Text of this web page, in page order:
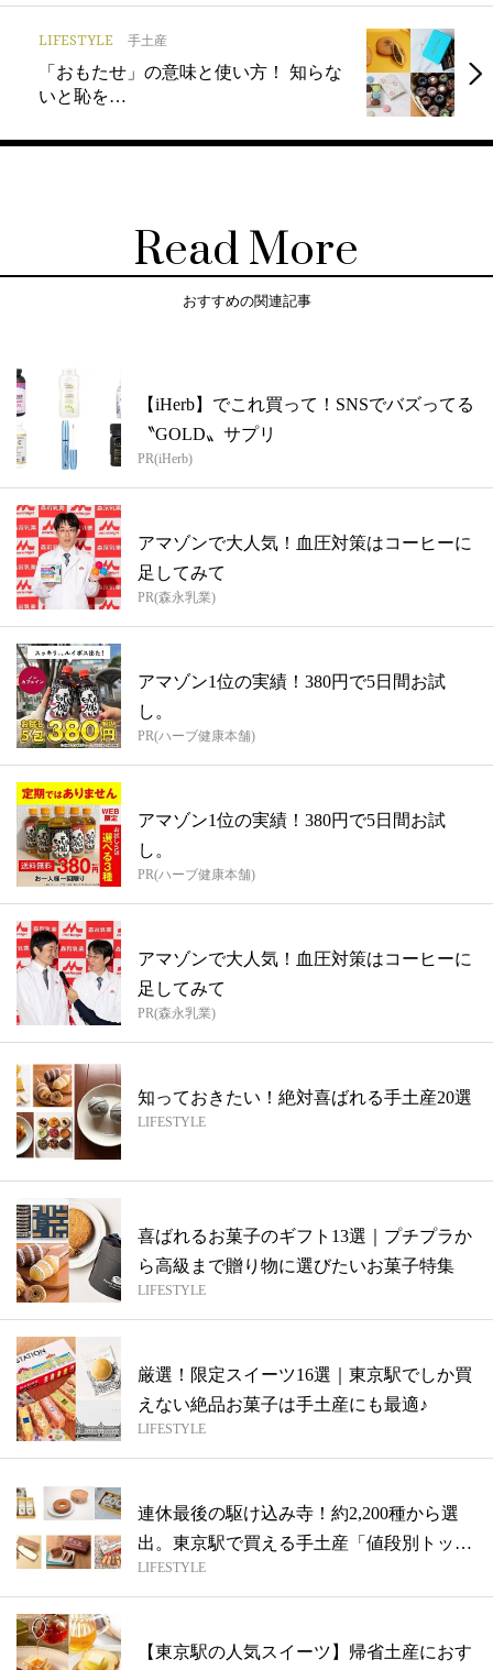
LIFESTYLE 手土産
「おもたせ」の意味と使い方！ 知らな
いと恥を…
Read More
おすすめの関連記事
【iHerb】でこれ買って！SNSでバズってる
〝GOLD〟サプリ
PR(iHerb)
アマゾンで大人気！血圧対策はコーヒーに
足してみて
PR(森永乳業)
アマゾン1位の実績！380円で5日間お試
し。
PR(ハーブ健康本舗)
アマゾン1位の実績！380円で5日間お試
し。
PR(ハーブ健康本舗)
アマゾンで大人気！血圧対策はコーヒーに
足してみて
PR(森永乳業)
知っておきたい！絶対喜ばれる手土産20選
LIFESTYLE
喜ばれるお菓子のギフト13選｜プチプラか
ら高級まで贈り物に選びたいお菓子特集
LIFESTYLE
厳選！限定スイーツ16選｜東京駅でしか買
えない絶品お菓子は手土産にも最適♪
LIFESTYLE
連休最後の駆け込み寺！約2,200種から選
出。東京駅で買える手土産「値段別トッ
プ...
LIFESTYLE
【東京駅の人気スイーツ】帰省土産におす